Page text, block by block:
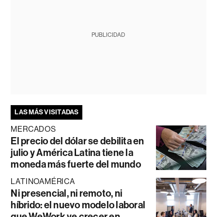
PUBLICIDAD
LAS MÁS VISITADAS
MERCADOS
El precio del dólar se debilita en
julio y América Latina tiene la
moneda más fuerte del mundo
LATINOAMÉRICA
Ni presencial, ni remoto, ni
híbrido: el nuevo modelo laboral